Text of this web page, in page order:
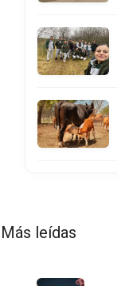
Más leídas